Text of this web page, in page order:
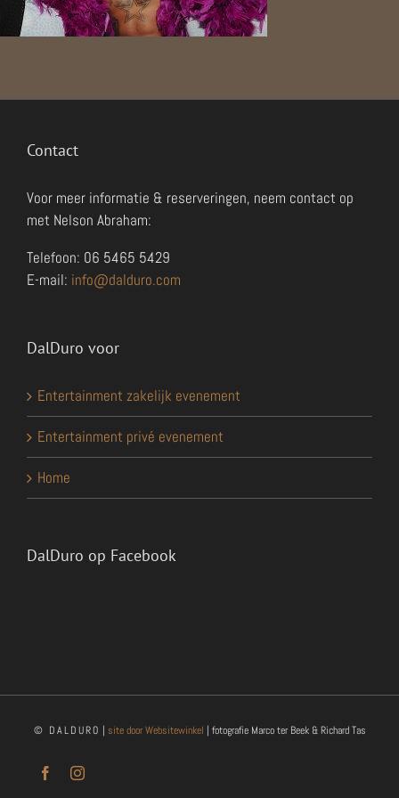
Contact
Voor meer informatie & reserveringen, neem contact op
met Nelson Abraham:
Telefoon: 06 5465 5429
E-mail: info@dalduro.com
DalDuro voor
Entertainment zakelijk evenement
Entertainment privé evenement
Home
DalDuro op Facebook
© DALDURO | site door Websitewinkel | fotografie Marco ter Beek & Richard Tas
FacebookInstagram